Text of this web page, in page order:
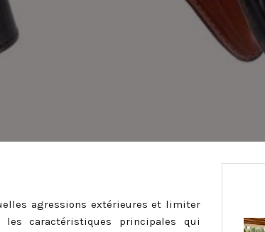
agressions extérieures et limiter
les caractéristiques principales qui